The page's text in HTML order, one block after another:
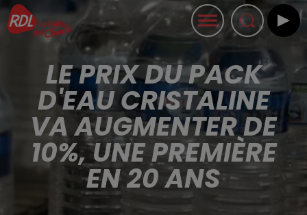
LE PRIX DU PACK
D'EAU CRISTALINE
VA AUGMENTER DE
10%, UNE PREMIÈRE
EN 20 ANS